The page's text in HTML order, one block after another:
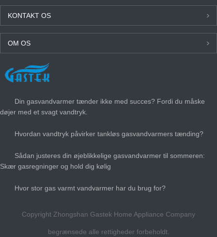
KONTAKT OS
OM OS
SENESTE NYT
Din gasvandvarmer tænder ikke med succes? Fordi du måske
døjer med et svagt vandtryk.
Hvordan vandtryk påvirker tankløs gasvandvarmers tænding?
Sådan justeres din øjeblikkelige gasvandvarmer til sommeren:
Skær gasregninger og hold dig kølig
Hvor stor gas varmt vandvarmer har du brug for?
Copyright Zhongshan Gastek Home Appliance Company
begrænsede alle rettigheder forbeholdt.